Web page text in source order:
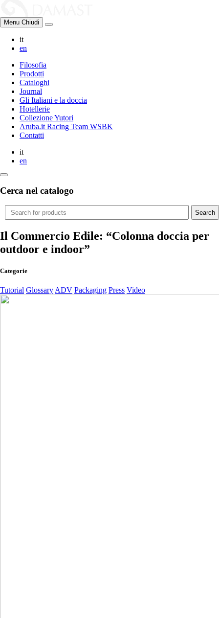
Menu Chiudi
it
en
Filosofia
Prodotti
Cataloghi
Journal
Gli Italiani e la doccia
Hotellerie
Collezione Yutori
Aruba.it Racing Team WSBK
Contatti
it
en
Cerca nel catalogo
Il Commercio Edile: “Colonna doccia per
outdoor e indoor”
Categorie
Tutorial Glossary ADV Packaging Press Video